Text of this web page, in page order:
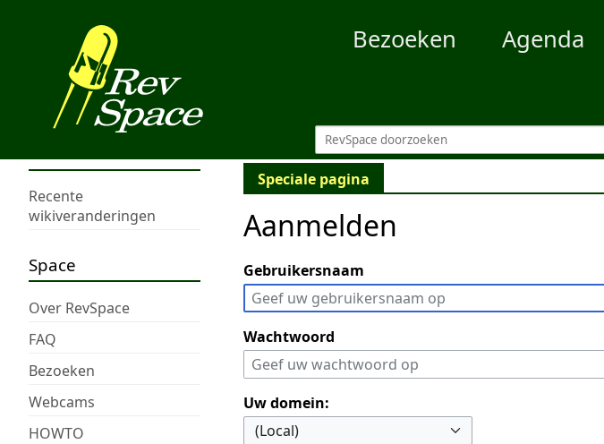
Bezoeken Agenda
Recente
wikiveranderingen
Space
Over RevSpace
FAQ
Bezoeken
Webcams
HOWTO
Speciale pagina
Aanmelden
Gebruikersnaam
Wachtwoord
Uw domein: